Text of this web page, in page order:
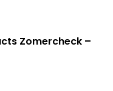
Zomercheck –